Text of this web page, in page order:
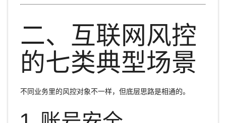
二、互联网风控
的七类典型场景
不同业务里的风控对象不一样，但底层思路是相通的。